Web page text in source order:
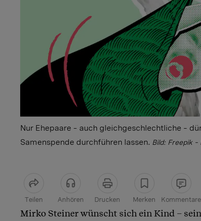
Nur Ehepaare – auch gleichgeschlechtliche –
Samenspende durchführen lassen. Bild: Freepik
Teilen Anhören Drucken Merken Kommentare
Artikel teilen
Mirko Steiner wünscht sich ein Kind –